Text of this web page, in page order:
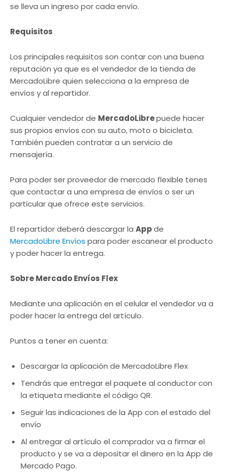
se lleva un ingreso por cada envío.
Requisitos
Los principales requisitos son contar con una buena
reputación ya que es el vendedor de la tienda de
MercadoLibre quien selecciona a la empresa de
envíos y al repartidor.
Cualquier vendedor de MercadoLibrepuede hacer
sus propios envíos con su auto, moto o bicicleta.
También pueden contratar a un servicio de
mensajería.
Para poder ser proveedor de mercado flexible tenes
que contactar a una empresa de envíos o ser un
particular que ofrece este servicios.
El repartidor deberá descargar la Appde
MercadoLibre Envíos para poder escanear el producto
y poder hacer la entrega.
Sobre Mercado Envíos Flex
Mediante una aplicación en el celular el vendedor va a
poder hacer la entrega del artículo.
Puntos a tener en cuenta:
Descargar la aplicación de MercadoLibre Flex
Tendrás que entregar el paquete al conductor con
la etiqueta mediante el código QR.
Seguir las indicaciones de la App con el estado del
envío
Al entregar al artículo el comprador va a firmar el
producto y se va a depositar el dinero en la App de
Mercado Pago.